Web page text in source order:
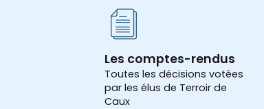
Les comptes-rendus
Toutes les décisions votées
par les élus de Terroir de
Caux